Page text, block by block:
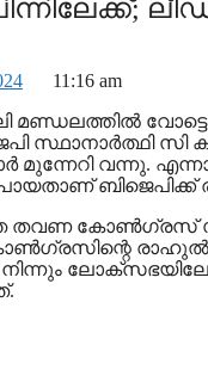
11:16 am
മണ്ഡലത്തില്‍
സ്ഥാനാര്‍ത്ഥി സി
മുന്നേറി വന്നു.
ബിജെപിക്ക്
തവണ കോണ്‍ഗ്രസ്
കോണ്‍ഗ്രസിന്റെ